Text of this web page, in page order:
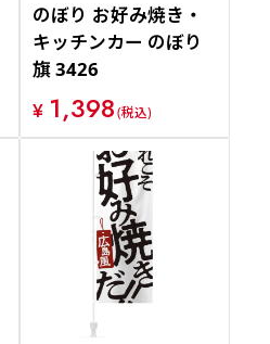
のぼり お好み焼き・
キッチンカー のぼり
旗 3426
¥ 1,398(税込)